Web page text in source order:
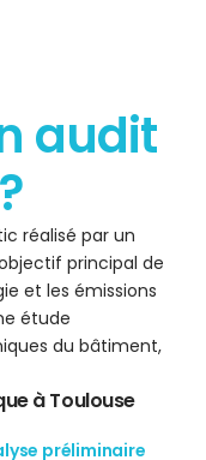
audit
réalisé par un
principal de
et les émissions
étude
du bâtiment,
à Toulouse
préliminaire